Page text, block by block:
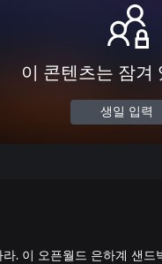
이 콘텐츠는 잠겨
생일 입력
. 이 오픈월드 은하계 샌드